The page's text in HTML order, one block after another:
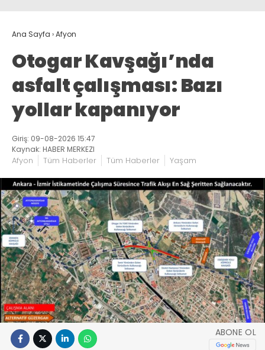
Ana Sayfa ›Afyon
Otogar Kavşağı’nda
asfalt çalışması: Bazı
yollar kapanıyor
Giriş: 09-08-2026 15:47
Kaynak: HABER MERKEZI
Afyon Tüm Haberler Tüm Haberler Yaşam
ABONE OL